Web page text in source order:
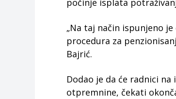
počinje isplata
„Na taj način ispunjeno
procedura za
Bajrić.
Dodao je da će radnici
otpremnine, čekati